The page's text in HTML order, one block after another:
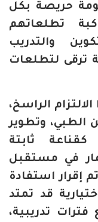
حريصة بكل
تطلعاتهم
والتدريب
ترقى لتطلعات
الراسخ،
الطبي، وتطوير
كقناعة ثابتة
في مستقبل
إقرار استفادة
قد تمتد
تدريبية،